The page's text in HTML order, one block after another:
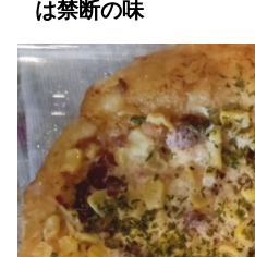
は禁断の味